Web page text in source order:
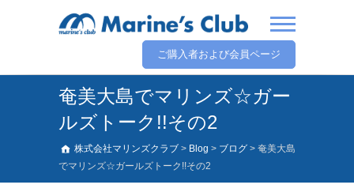
ご購入者および会員ページ
奄美大島でマリンズ☆ガー
ルズトーク!!その2
株式会社マリンズクラブ > Blog > ブログ > 奄美大島
でマリンズ☆ガールズトーク!!その2